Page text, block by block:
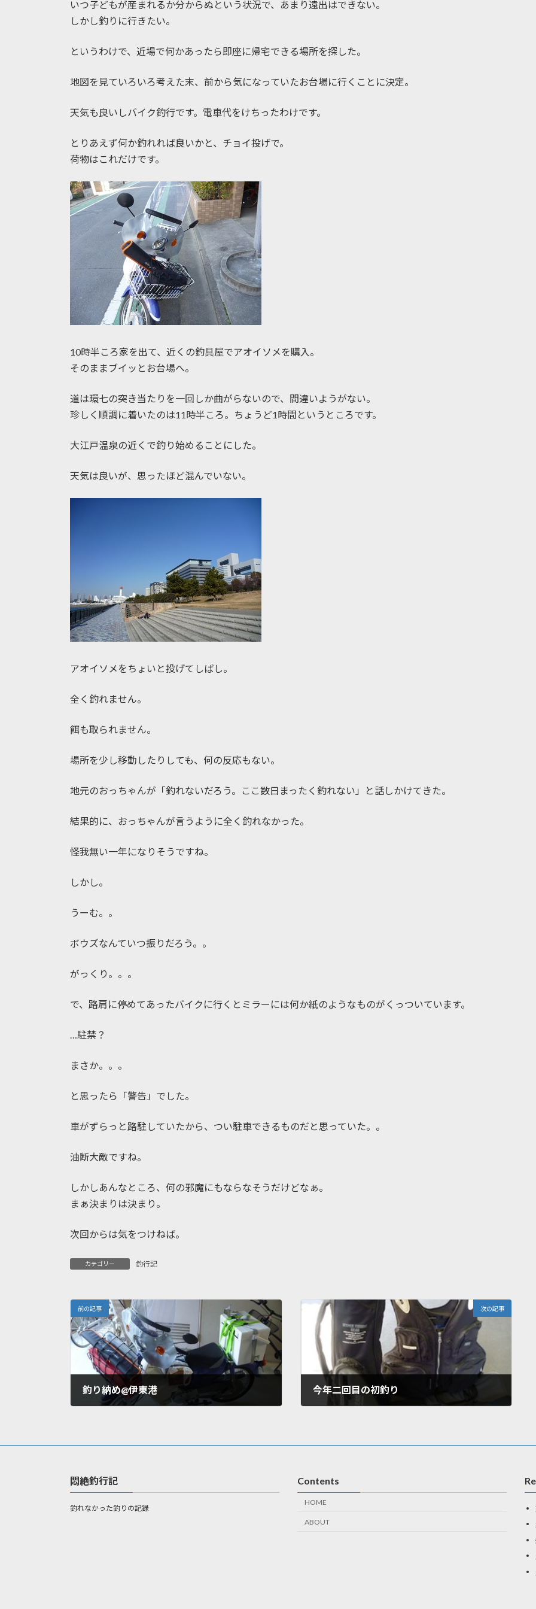
:
いつ子どもが産まれるか分からぬという状況で、あまり遠出はできない。
しかし釣りに行きたい。
というわけで、近場で何かあったら即座に帰宅できる場所を探した。
地図を見ていろいろ考えた末、前から気になっていたお台場に行くことに決定。
天気も良いしバイク釣行です。電車代をけちったわけです。
とりあえず何か釣れれば良いかと、チョイ投げで。
荷物はこれだけです。
10時半ころ家を出て、近くの釣具屋でアオイソメを購入。
そのままブイッとお台場へ。
道は環七の突き当たりを一回しか曲がらないので、間違いようがない。
珍しく順調に着いたのは11時半ころ。ちょうど1時間というところです。
大江戸温泉の近くで釣り始めることにした。
天気は良いが、思ったほど混んでいない。
アオイソメをちょいと投げてしばし。
全く釣れません。
餌も取られません。
場所を少し移動したりしても、何の反応もない。
地元のおっちゃんが「釣れないだろう。ここ数日まったく釣れない」と話しかけてきた。
結果的に、おっちゃんが言うように全く釣れなかった。
怪我無い一年になりそうですね。
しかし。
うーむ。。
ボウズなんていつ振りだろう。。
がっくり。。。
で、路肩に停めてあったバイクに行くとミラーには何か紙のようなものがくっついています。
…駐禁？
まさか。。。
と思ったら「警告」でした。
車がずらっと路駐していたから、つい駐車できるものだと思っていた。。
油断大敵ですね。
しかしあんなところ、何の邪魔にもならなそうだけどなぁ。
まぁ決まりは決まり。
次回からは気をつけねば。
カテゴリー 釣行記
前の記事
釣り納め@伊東港
次の記事
今年二回目の初釣り
悶絶釣行記
釣れなかった釣りの記録
Contents
HOME
ABOUT